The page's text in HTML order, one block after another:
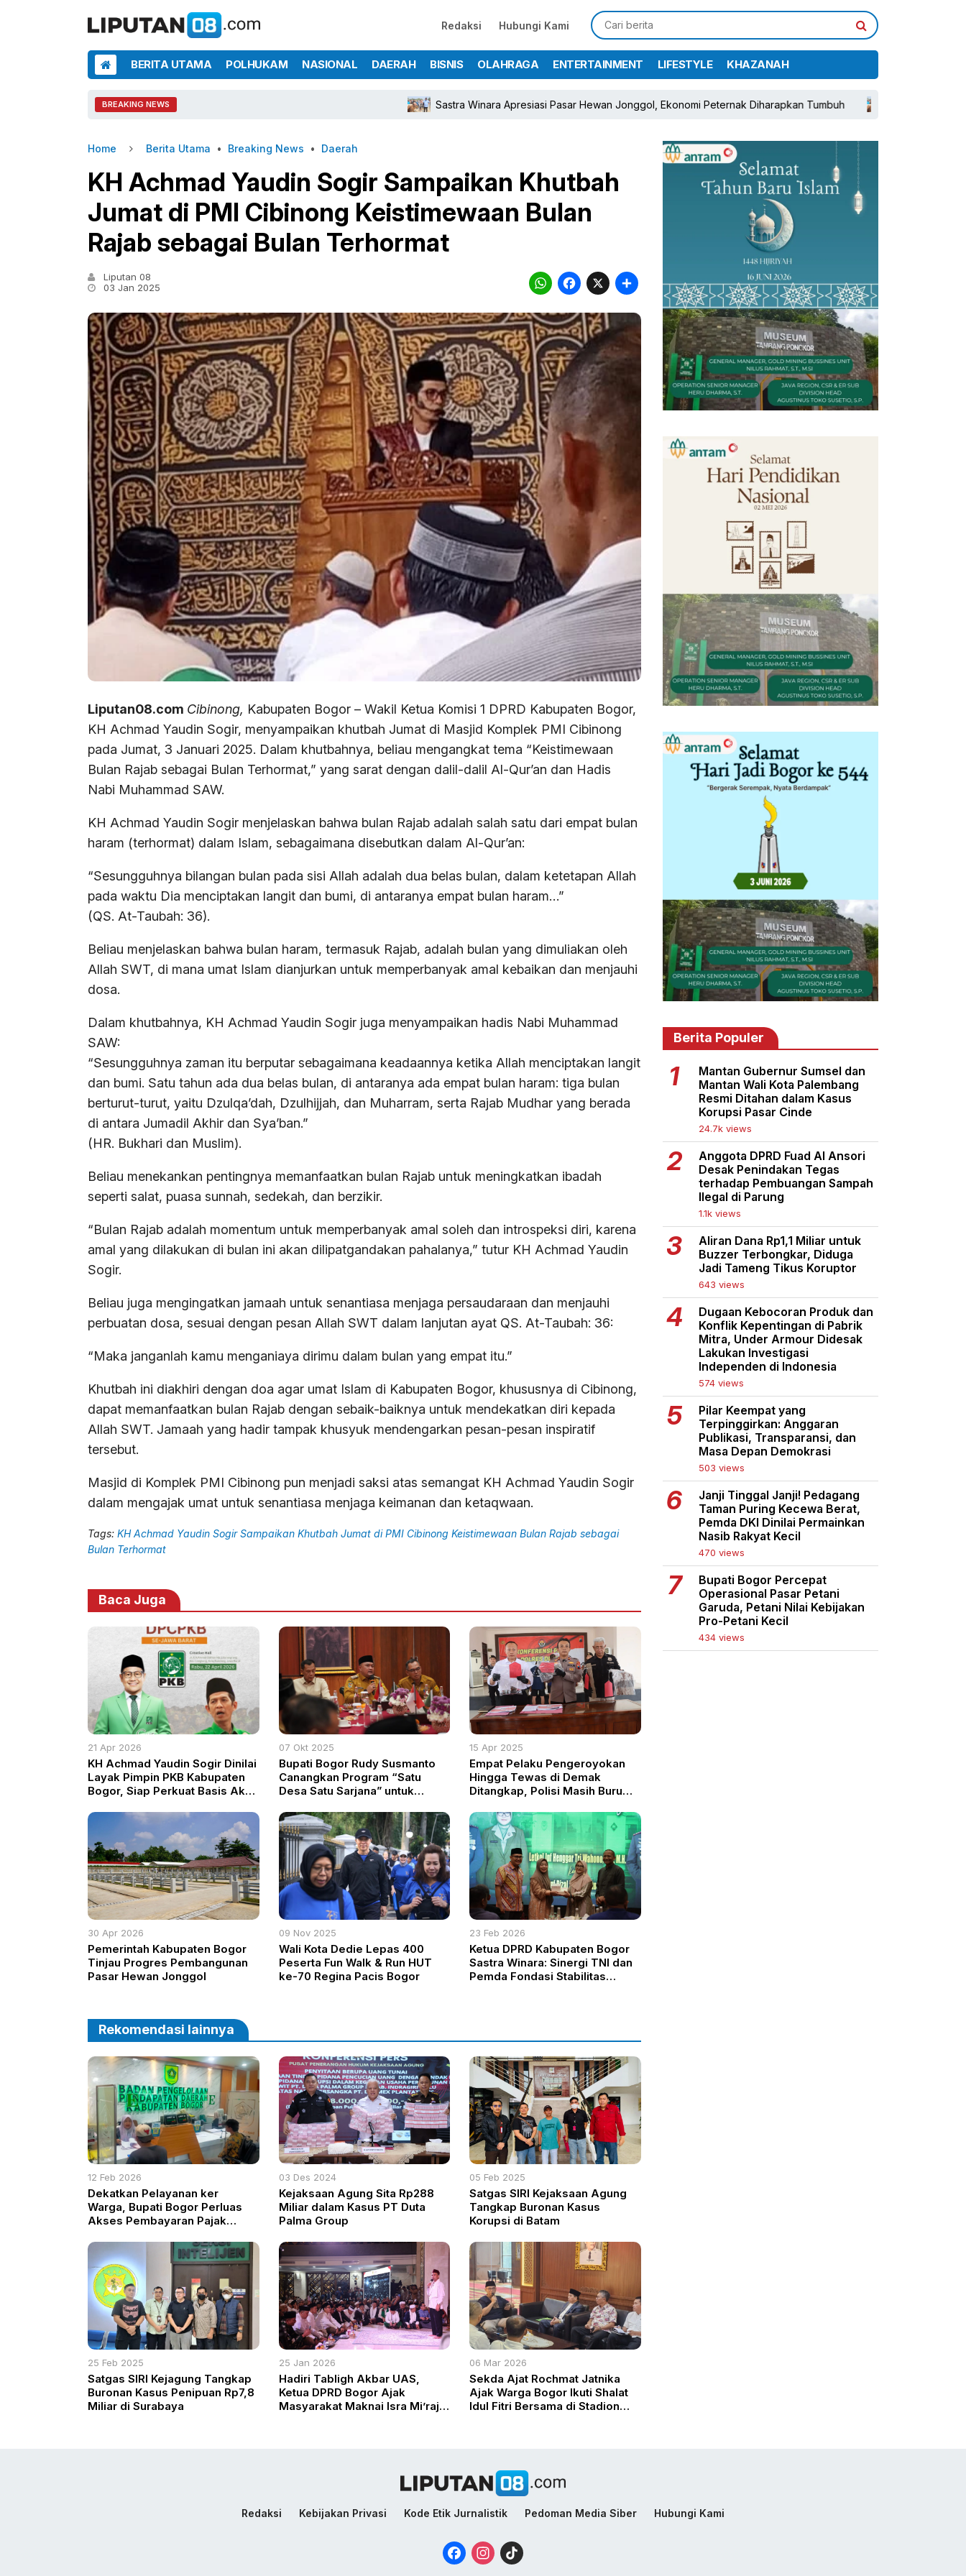
Redaksi Hubungi Kami
BERITA UTAMA POLHUKAM NASIONAL DAERAH BISNIS OLAHRAGA ENTERTAINMENT LIFESTYLE KHAZANAH
BREAKING NEWS Sastra Winara Apresiasi Pasar Hewan Jonggol, Ekonomi Peternak Diharapkan Tumbuh Atas Arahan Bupati
Home Berita Utama • Breaking News • Daerah
KH Achmad Yaudin Sogir Sampaikan Khutbah
Jumat di PMI Cibinong Keistimewaan Bulan
Rajab sebagai Bulan Terhormat
Liputan 08
03 Jan 2025
WhatsApp
Facebook
X Share
Liputan08.com Cibinong, Kabupaten Bogor – Wakil Ketua Komisi 1 DPRD Kabupaten Bogor,
KH Achmad Yaudin Sogir, menyampaikan khutbah Jumat di Masjid Komplek PMI Cibinong
pada Jumat, 3 Januari 2025. Dalam khutbahnya, beliau mengangkat tema “Keistimewaan
Bulan Rajab sebagai Bulan Terhormat,” yang sarat dengan dalil-dalil Al-Qur’an dan Hadis
Nabi Muhammad SAW.
KH Achmad Yaudin Sogir menjelaskan bahwa bulan Rajab adalah salah satu dari empat bulan
haram (terhormat) dalam Islam, sebagaimana disebutkan dalam Al-Qur’an:
“Sesungguhnya bilangan bulan pada sisi Allah adalah dua belas bulan, dalam ketetapan Allah
pada waktu Dia menciptakan langit dan bumi, di antaranya empat bulan haram…”
(QS. At-Taubah: 36).
Beliau menjelaskan bahwa bulan haram, termasuk Rajab, adalah bulan yang dimuliakan oleh
Allah SWT, di mana umat Islam dianjurkan untuk memperbanyak amal kebaikan dan menjauhi
dosa.
Dalam khutbahnya, KH Achmad Yaudin Sogir juga menyampaikan hadis Nabi Muhammad
SAW:
“Sesungguhnya zaman itu berputar sebagaimana keadaannya ketika Allah menciptakan langit
dan bumi. Satu tahun ada dua belas bulan, di antaranya ada empat bulan haram: tiga bulan
berturut-turut, yaitu Dzulqa’dah, Dzulhijjah, dan Muharram, serta Rajab Mudhar yang berada
di antara Jumadil Akhir dan Sya’ban.”
(HR. Bukhari dan Muslim).
Beliau menekankan pentingnya memanfaatkan bulan Rajab untuk meningkatkan ibadah
seperti salat, puasa sunnah, sedekah, dan berzikir.
“Bulan Rajab adalah momentum untuk memperbanyak amal soleh dan introspeksi diri, karena
amal yang dilakukan di bulan ini akan dilipatgandakan pahalanya,” tutur KH Achmad Yaudin
Sogir.
Beliau juga mengingatkan jamaah untuk senantiasa menjaga persaudaraan dan menjauhi
perbuatan dosa, sesuai dengan pesan Allah SWT dalam lanjutan ayat QS. At-Taubah: 36:
“Maka janganlah kamu menganiaya dirimu dalam bulan yang empat itu.”
Khutbah ini diakhiri dengan doa agar umat Islam di Kabupaten Bogor, khususnya di Cibinong,
dapat memanfaatkan bulan Rajab dengan sebaik-baiknya untuk mendekatkan diri kepada
Allah SWT. Jamaah yang hadir tampak khusyuk mendengarkan pesan-pesan inspiratif
tersebut.
Masjid di Komplek PMI Cibinong pun menjadi saksi atas semangat KH Achmad Yaudin Sogir
dalam mengajak umat untuk senantiasa menjaga keimanan dan ketaqwaan.
Tags: KH Achmad Yaudin Sogir Sampaikan Khutbah Jumat di PMI Cibinong Keistimewaan Bulan Rajab sebagai
Bulan Terhormat
Baca Juga
21 Apr 2026
KH Achmad Yaudin Sogir Dinilai
Layak Pimpin PKB Kabupaten
Bogor, Siap Perkuat Basis Akar
07 Okt 2025
Bupati Bogor Rudy Susmanto
Canangkan Program “Satu
Desa Satu Sarjana” untuk
Pendidikan Tinggi
15 Apr 2025
Empat Pelaku Pengeroyokan
Hingga Tewas di Demak
Ditangkap, Polisi Masih Buru
30 Apr 2026
Pemerintah Kabupaten Bogor
Tinjau Progres Pembangunan
Pasar Hewan Jonggol
09 Nov 2025
Wali Kota Dedie Lepas 400
Peserta Fun Walk & Run HUT
ke-70 Regina Pacis Bogor
23 Feb 2026
Ketua DPRD Kabupaten Bogor
Sastra Winara: Sinergi TNI dan
Pemda Fondasi Stabilitas
Rekomendasi lainnya
12 Feb 2026
Dekatkan Pelayanan ker
Warga, Bupati Bogor Perluas
Akses Pembayaran Pajak
03 Des 2024
Kejaksaan Agung Sita Rp288
Miliar dalam Kasus PT Duta
Palma Group
05 Feb 2025
Satgas SIRI Kejaksaan Agung
Tangkap Buronan Kasus
Korupsi di Batam
25 Feb 2025
Satgas SIRI Kejagung Tangkap
Buronan Kasus Penipuan Rp7,8
Miliar di Surabaya
25 Jan 2026
Hadiri Tabligh Akbar UAS,
Ketua DPRD Bogor Ajak
Masyarakat Maknai Isra Mi’raj
06 Mar 2026
Sekda Ajat Rochmat Jatnika
Ajak Warga Bogor Ikuti Shalat
Idul Fitri Bersama di Stadion
Berita Populer
Mantan Gubernur Sumsel dan
Mantan Wali Kota Palembang
Resmi Ditahan dalam Kasus
Korupsi Pasar Cinde
24.7k views
Anggota DPRD Fuad Al Ansori
Desak Penindakan Tegas
terhadap Pembuangan Sampah
Ilegal di Parung
1.1k views
Aliran Dana Rp1,1 Miliar untuk
Buzzer Terbongkar, Diduga
Jadi Tameng Tikus Koruptor
643 views
Dugaan Kebocoran Produk dan
Konflik Kepentingan di Pabrik
Mitra, Under Armour Didesak
Lakukan Investigasi
Independen di Indonesia
574 views
Pilar Keempat yang
Terpinggirkan: Anggaran
Publikasi, Transparansi, dan
Masa Depan Demokrasi
503 views
Janji Tinggal Janji! Pedagang
Taman Puring Kecewa Berat,
Pemda DKI Dinilai Permainkan
Nasib Rakyat Kecil
470 views
Bupati Bogor Percepat
Operasional Pasar Petani
Garuda, Petani Nilai Kebijakan
Pro-Petani Kecil
434 views
Redaksi Kebijakan Privasi Kode Etik Jurnalistik Pedoman Media Siber Hubungi Kami
FacebookInstagram